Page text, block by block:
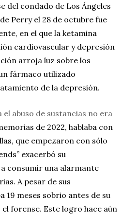
del condado de Los Ángeles
Perry el 28 de octubre fue
en el que la ketamina
cardiovascular y depresión
arroja luz sobre los
fármaco utilizado
de la depresión.
abuso de sustancias no era
de 2022, hablaba con
que empezaron con sólo
exacerbó su
consumir una alarmante
A pesar de sus
19 meses sobrio antes de su
forense. Este logro hace aún